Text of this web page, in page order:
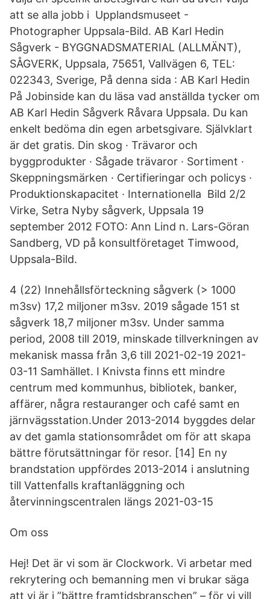
att se alla jobb i Upplandsmuseet -
Photographer Uppsala-Bild. AB Karl Hedin
Sågverk - BYGGNADSMATERIAL (ALLMÄNT),
SÅGVERK, Uppsala, 75651, Vallvägen 6, TEL:
022343, Sverige, På denna sida : AB Karl Hedin
På Jobinside kan du läsa vad anställda tycker om
AB Karl Hedin Sågverk Råvara Uppsala. Du kan
enkelt bedöma din egen arbetsgivare. Självklart
är det gratis. Din skog · Trävaror och
byggprodukter · Sågade trävaror · Sortiment ·
Skeppningsmärken · Certifieringar och policys ·
Produktionskapacitet · Internationella Bild 2/2
Virke, Setra Nyby sågverk, Uppsala 19
september 2012 FOTO: Ann Lind n. Lars-Göran
Sandberg, VD på konsultföretaget Timwood,
Uppsala-Bild.
4 (22) Innehållsförteckning sågverk (> 1000
m3sv) 17,2 miljoner m3sv. 2019 sågade 151 st
sågverk 18,7 miljoner m3sv. Under samma
period, 2008 till 2019, minskade tillverkningen av
mekanisk massa från 3,6 till 2021-02-19 2021-
03-11 Samhället. I Knivsta finns ett mindre
centrum med kommunhus, bibliotek, banker,
affärer, några restauranger och café samt en
järnvägsstation.Under 2013-2014 byggdes delar
av det gamla stationsområdet om för att skapa
bättre förutsättningar för resor. [14] En ny
brandstation uppfördes 2013-2014 i anslutning
till Vattenfalls kraftanläggning och
återvinningscentralen längs 2021-03-15
Om oss
Hej! Det är vi som är Clockwork. Vi arbetar med
rekrytering och bemanning men vi brukar säga
att vi är i ”bättre framtidsbranschen” – för vi vill